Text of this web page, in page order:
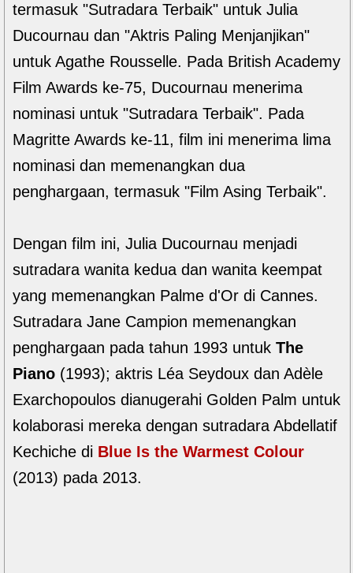
termasuk "Sutradara Terbaik" untuk Julia
Ducournau dan "Aktris Paling Menjanjikan"
untuk Agathe Rousselle. Pada British Academy
Film Awards ke-75, Ducournau menerima
nominasi untuk "Sutradara Terbaik". Pada
Magritte Awards ke-11, film ini menerima lima
nominasi dan memenangkan dua
penghargaan, termasuk "Film Asing Terbaik".
Dengan film ini, Julia Ducournau menjadi
sutradara wanita kedua dan wanita keempat
yang memenangkan Palme d'Or di Cannes.
Sutradara Jane Campion memenangkan
penghargaan pada tahun 1993 untuk The
Piano (1993); aktris Léa Seydoux dan Adèle
Exarchopoulos dianugerahi Golden Palm untuk
kolaborasi mereka dengan sutradara Abdellatif
Kechiche di Blue Is the Warmest Colour
(2013) pada 2013.